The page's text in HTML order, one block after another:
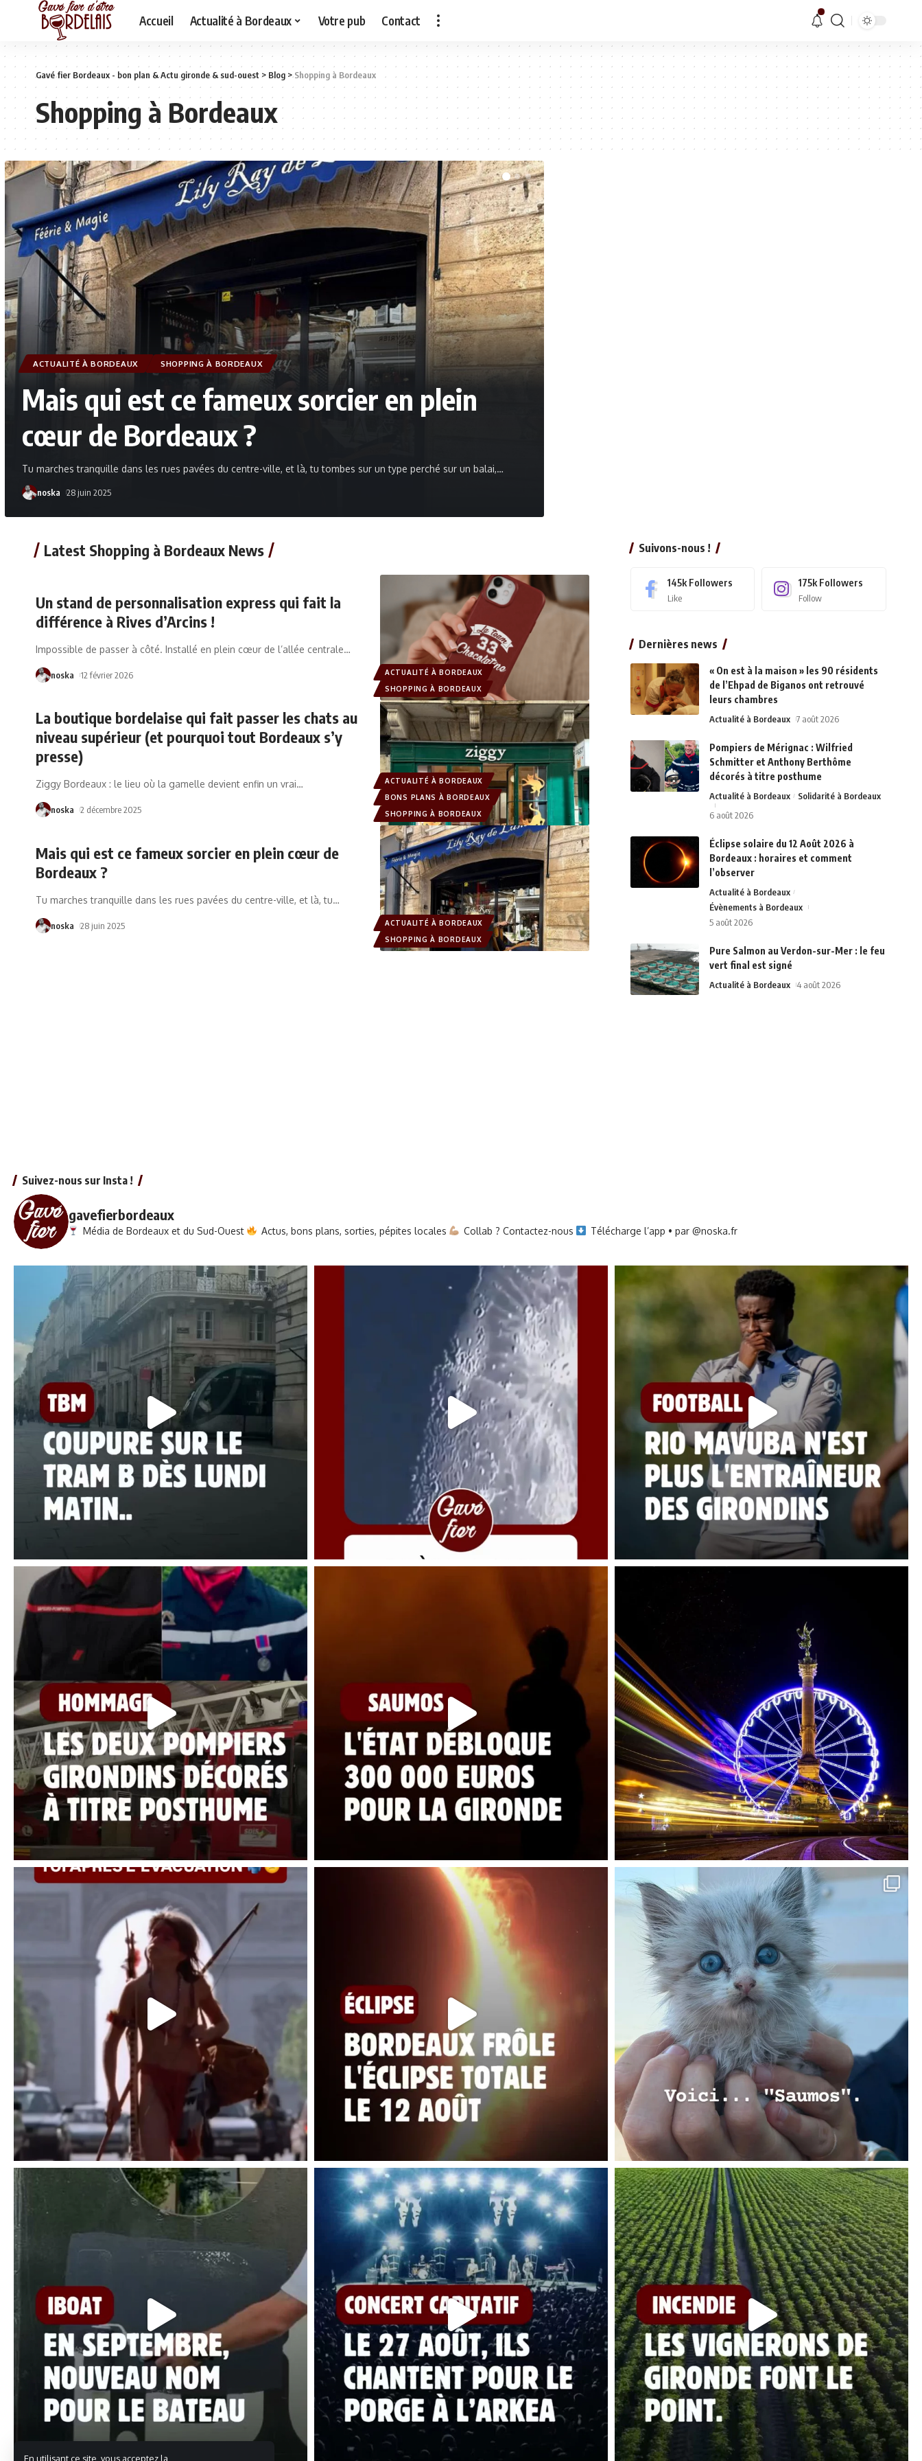
En utilisant ce site, vous acceptez la
Accueil Actualité à Bordeaux Votre pub Contact
Gavé fier Bordeaux - bon plan & Actu gironde & sud-ouest > Blog >Shopping à Bordeaux
Shopping à Bordeaux
ACTUALITÉ À BORDEAUX SHOPPING À BORDEAUX
Mais qui est ce fameux sorcier en plein
cœur de Bordeaux ?
Tu marches tranquille dans les rues pavées du centre-ville, et là, tu tombes sur un type perché sur un balai,…
noska 28 juin 2025
Latest Shopping à Bordeaux News
ACTUALITÉ À BORDEAUX
SHOPPING À BORDEAUX
Un stand de personnalisation express qui fait la
différence à Rives d’Arcins !
Impossible de passer à côté. Installé en plein cœur de l’allée centrale…
noska 12 février 2026
ACTUALITÉ À BORDEAUX
BONS PLANS À BORDEAUX
SHOPPING À BORDEAUX
La boutique bordelaise qui fait passer les chats au
niveau supérieur (et pourquoi tout Bordeaux s’y
presse)
Ziggy Bordeaux : le lieu où la gamelle devient enfin un vrai…
noska 2 décembre 2025
ACTUALITÉ À BORDEAUX
SHOPPING À BORDEAUX
Mais qui est ce fameux sorcier en plein cœur de
Bordeaux ?
Tu marches tranquille dans les rues pavées du centre-ville, et là, tu…
noska 28 juin 2025
Suivons-nous !
145k Followers
Like
175k Followers
Follow
Dernières news
« On est à la maison » les 90 résidents
de l’Ehpad de Biganos ont retrouvé
leurs chambres
Actualité à Bordeaux 7 août 2026
Pompiers de Mérignac : Wilfried
Schmitter et Anthony Berthôme
décorés à titre posthume
Actualité à Bordeaux
Solidarité à Bordeaux
6 août 2026
Éclipse solaire du 12 Août 2026 à
Bordeaux : horaires et comment
l’observer
Actualité à Bordeaux
Évènements à Bordeaux
5 août 2026
Pure Salmon au Verdon-sur-Mer : le feu
vert final est signé
Actualité à Bordeaux 4 août 2026
Suivez-nous sur Insta !
gavefierbordeaux
Média de Bordeaux et du Sud-Ouest Actus, bons plans, sorties, pépites locales Collab ? Contactez-nous Télécharge l’app • par @noska.fr